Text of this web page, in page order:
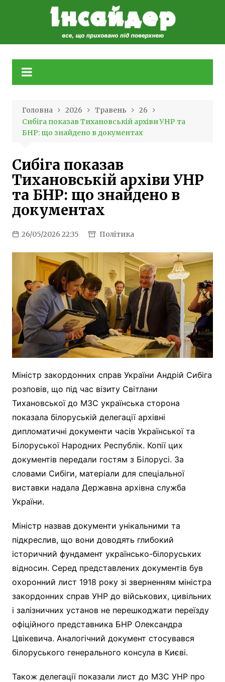
Головна 2026 Травень
26
Сибіга показав Тихановській архіви УНР та
БНР: що знайдено в документах
Сибіга показав
Тихановській архіви УНР
та БНР: що знайдено в
документах
26/05/2026 22:35 Політика
Міністр закордонних справ України Андрій Сибіга
розповів, що під час візиту Світлани
Тихановської до МЗС українська сторона
показала білоруській делегації архівні
дипломатичні документи часів Української та
Білоруської Народних Республік. Копії цих
документів передали гостям з Білорусі. За
словами Сибіги, матеріали для спеціальної
виставки надала Державна архівна служба
України.
Міністр назвав документи унікальними та
підкреслив, що вони доводять глибокий
історичний фундамент українсько-білоруських
відносин. Серед представлених документів був
охоронний лист 1918 року зі зверненням міністра
закордонних справ УНР до військових, цивільних
і залізничних установ не перешкоджати переїзду
офіційного представника БНР Олександра
Цвікевича. Аналогічний документ стосувався
білоруського генерального консула в Києві.
Також делегації показали лист до МЗС УНР про